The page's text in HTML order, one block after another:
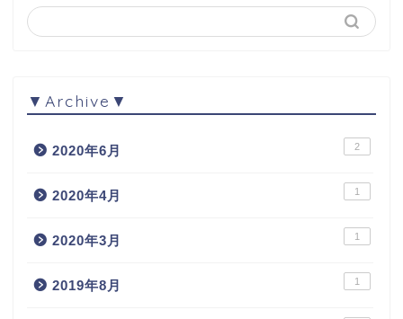
▼Archive▼
2020年6月 2
2020年4月 1
2020年3月 1
2019年8月 1